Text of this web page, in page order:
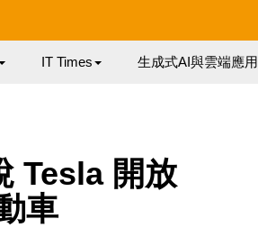
IT Times 生成式AI與雲端應用
Tesla 開放
車